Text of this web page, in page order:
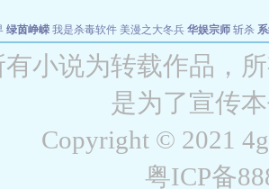
绿茵峥嵘 我是杀毒软件 美漫之大冬兵 华娱宗师 斩杀
纪 教练万岁 都市全能巨星 绝对交易 全职武神 位面复
小说为转载作品，
是为了宣传
Copyright © 2021
粤ICP备